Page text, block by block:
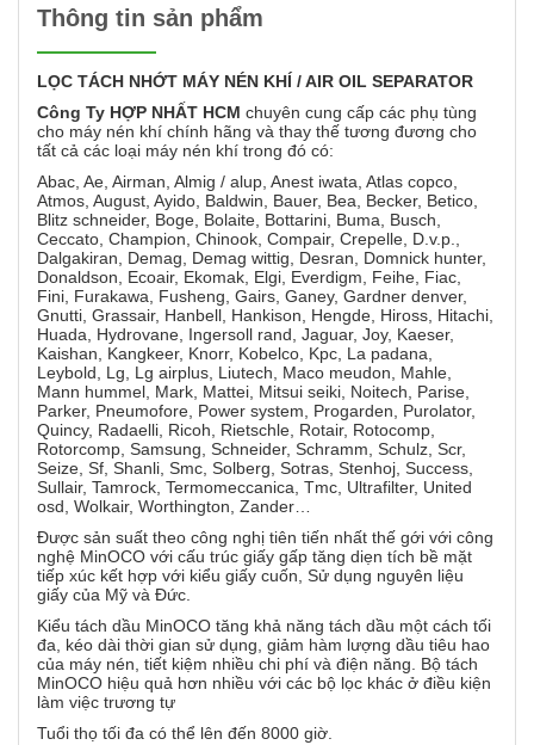
Thông tin sản phẩm
LỌC TÁCH NHỚT MÁY NÉN KHÍ / AIR OIL SEPARATOR
Công Ty HỢP NHẤT HCM chuyên cung cấp các phụ tùng
cho máy nén khí chính hãng và thay thế tương đương cho
tất cả các loại máy nén khí trong đó có:
Abac, Ae, Airman, Almig / alup, Anest iwata, Atlas copco,
Atmos, August, Ayido, Baldwin, Bauer, Bea, Becker, Betico,
Blitz schneider, Boge, Bolaite, Bottarini, Buma, Busch,
Ceccato, Champion, Chinook, Compair, Crepelle, D.v.p.,
Dalgakiran, Demag, Demag wittig, Desran, Domnick hunter,
Donaldson, Ecoair, Ekomak, Elgi, Everdigm, Feihe, Fiac,
Fini, Furakawa, Fusheng, Gairs, Ganey, Gardner denver,
Gnutti, Grassair, Hanbell, Hankison, Hengde, Hiross, Hitachi,
Huada, Hydrovane, Ingersoll rand, Jaguar, Joy, Kaeser,
Kaishan, Kangkeer, Knorr, Kobelco, Kpc, La padana,
Leybold, Lg, Lg airplus, Liutech, Maco meudon, Mahle,
Mann hummel, Mark, Mattei, Mitsui seiki, Noitech, Parise,
Parker, Pneumofore, Power system, Progarden, Purolator,
Quincy, Radaelli, Ricoh, Rietschle, Rotair, Rotocomp,
Rotorcomp, Samsung, Schneider, Schramm, Schulz, Scr,
Seize, Sf, Shanli, Smc, Solberg, Sotras, Stenhoj, Success,
Sullair, Tamrock, Termomeccanica, Tmc, Ultrafilter, United
osd, Wolkair, Worthington, Zander…
Được sản suất theo công nghị tiên tiến nhất thế gới với công
nghệ MinOCO với cấu trúc giấy gấp tăng diẹn tích bề mặt
tiếp xúc kết hợp với kiểu giấy cuốn, Sử dụng nguyên liệu
giấy của Mỹ và Đức.
Kiểu tách dầu MinOCO tăng khả năng tách dầu một cách tối
đa, kéo dài thời gian sử dụng, giảm hàm lượng dầu tiêu hao
của máy nén, tiết kiệm nhiều chi phí và điện năng. Bộ tách
MinOCO hiệu quả hơn nhiều với các bộ lọc khác ở điều kiện
làm việc trương tự
Tuổi thọ tối đa có thể lên đến 8000 giờ.